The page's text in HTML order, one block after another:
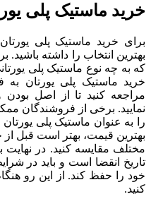
خرید ماستیک پلی
برای خرید ماستیک پلی
بهترین انتخاب را داشته
که به چه نوع ماستیک پلی
خرید ماستیک پلی یورتان به
مراجعه کنید تا از اصل
نمایید. برخی از فروشندگان
را به عنوان ماستیک پلی
بهترین قیمت، بهتر است قبل از
مختلف مقایسه کنید. در نهایت
تاریخ انقضا است و باید در
خود را حفظ کند. از این رو
کنید.